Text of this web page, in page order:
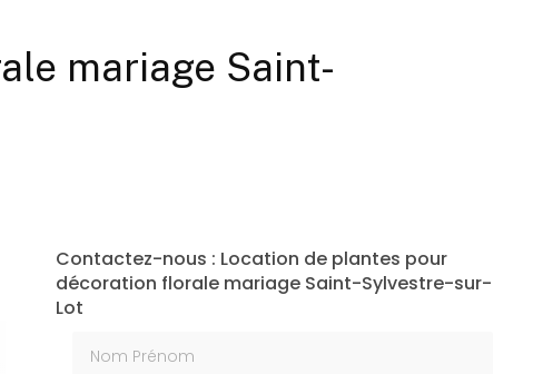
mariage Saint-
Contactez-nous : Location de plantes pour
décoration florale mariage Saint-Sylvestre-sur-
Lot